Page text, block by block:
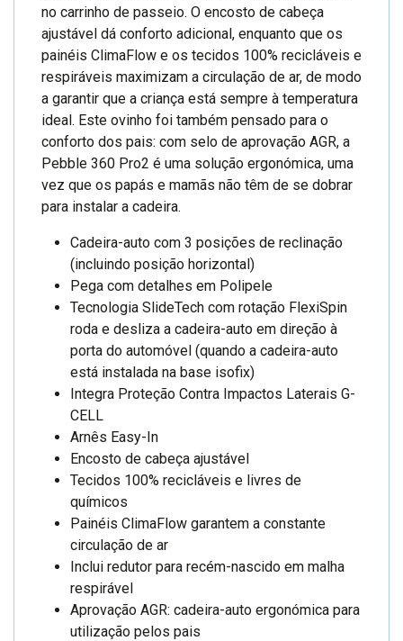
no carrinho de passeio. O encosto de cabeça
ajustável dá conforto adicional, enquanto que os
painéis ClimaFlow e os tecidos 100% recicláveis e
respiráveis maximizam a circulação de ar, de modo
a garantir que a criança está sempre à temperatura
ideal. Este ovinho foi também pensado para o
conforto dos pais: com selo de aprovação AGR, a
Pebble 360 Pro2 é uma solução ergonómica, uma
vez que os papás e mamãs não têm de se dobrar
para instalar a cadeira.
Cadeira-auto com 3 posições de reclinação
(incluindo posição horizontal)
Pega com detalhes em Polipele
Tecnologia SlideTech com rotação FlexiSpin
roda e desliza a cadeira-auto em direção à
porta do automóvel (quando a cadeira-auto
está instalada na base isofix)
Integra Proteção Contra Impactos Laterais G-
CELL
Arnês Easy-In
Encosto de cabeça ajustável
Tecidos 100% recicláveis e livres de
químicos
Painéis ClimaFlow garantem a constante
circulação de ar
Inclui redutor para recém-nascido em malha
respirável
Aprovação AGR: cadeira-auto ergonómica para
utilização pelos pais